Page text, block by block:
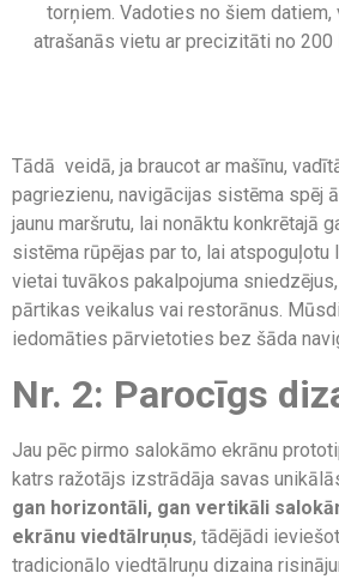
torņiem. Vadoties no šiem
atrašanās vietu ar precizitāti no
Tādā veidā, ja braucot ar mašīnu,
pagriezienu, navigācijas sistēma spēj
jaunu maršrutu, lai nonāktu konkrētajā
sistēma rūpējas par to, lai atspoguļotu
vietai tuvākos pakalpojuma
pārtikas veikalus vai restorānus.
iedomāties pārvietoties bez šāda
Nr. 2: Parocīgs
Jau pēc pirmo salokāmo ekrānu
katrs ražotājs izstrādāja savas
gan horizontāli, gan vertikāli
ekrānu viedtālruņus, tādējādi
tradicionālo viedtālruņu dizaina